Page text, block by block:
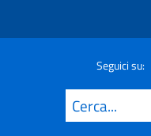
Seguici su:
Cerca